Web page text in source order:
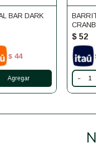
BAR DARK
$ 44
$ 52
-